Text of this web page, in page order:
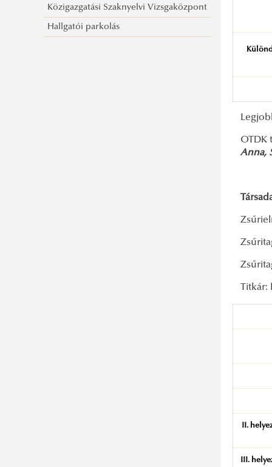
Közigazgatási Szaknyelvi Vizsgaközpont
Hallgatói parkolás
OTDK
Anna,
Titkár:
II.
III.